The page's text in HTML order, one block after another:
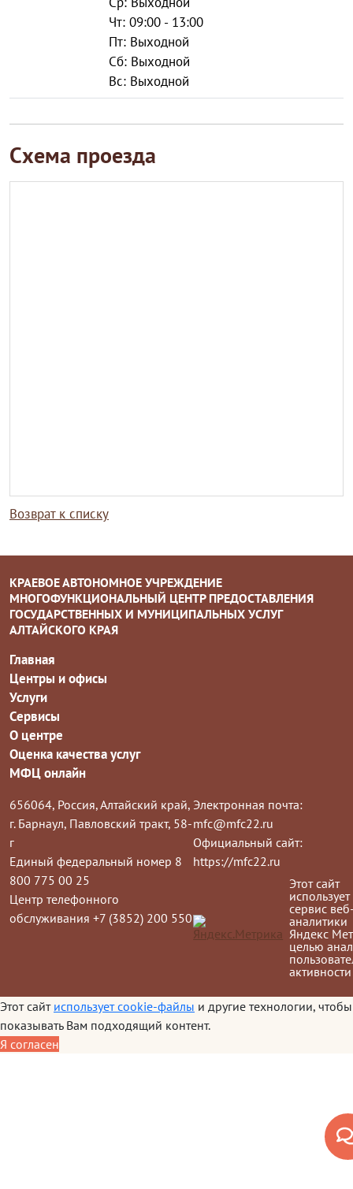
Чт: 09:00 - 13:00
Пт: Выходной
Сб: Выходной
Вс: Выходной
Схема проезда
Возврат к списку
КРАЕВОЕ АВТОНОМНОЕ УЧРЕЖДЕНИЕ
МНОГОФУНКЦИОНАЛЬНЫЙ ЦЕНТР ПРЕДОСТАВЛЕНИЯ
ГОСУДАРСТВЕННЫХ И МУНИЦИПАЛЬНЫХ УСЛУГ
АЛТАЙСКОГО КРАЯ
Главная
Центры и офисы
Услуги
Сервисы
О центре
Оценка качества услуг
МФЦ онлайн
656064, Россия, Алтайский край,
г. Барнаул, Павловский тракт, 58-
г
Единый федеральный номер 8
800 775 00 25
Центр телефонного
обслуживания +7 (3852) 200 550
Электронная почта:
mfc@mfc22.ru
Официальный сайт:
https://mfc22.ru
Этот сайт
использует
сервис
аналитики
Яндекс
целью
активности
Этот сайт использует cookie-файлы и другие технологии, чтобы
показывать Вам подходящий контент.
Я согласен